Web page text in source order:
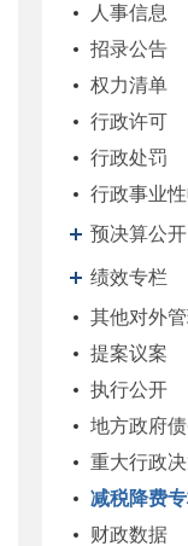
人事信息
招录公告
权力清单
行政许可
行政处罚
行政事业
预决算公开
绩效专栏
其他对外
提案议案
执行公开
地方政府
重大行政
减税降费
财政数据